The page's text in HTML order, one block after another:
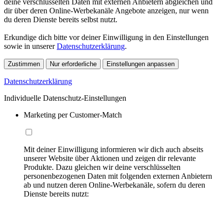
deine verschlüsselten Daten mit externen Anbietern abgleichen und
dir über deren Online-Werbekanäle Angebote anzeigen, nur wenn
du deren Dienste bereits selbst nutzt.
Erkundige dich bitte vor deiner Einwilligung in den Einstellungen
sowie in unsererDatenschutzerklärung.
Zustimmen Nur erforderliche Einstellungen anpassen
Datenschutzerklärung
Individuelle Datenschutz-Einstellungen
Marketing per Customer-Match
Mit deiner Einwilligung informieren wir dich auch abseits
unserer Website über Aktionen und zeigen dir relevante
Produkte. Dazu gleichen wir deine verschlüsselten
personenbezogenen Daten mit folgenden externen Anbietern
ab und nutzen deren Online-Werbekanäle, sofern du deren
Dienste bereits nutzt: